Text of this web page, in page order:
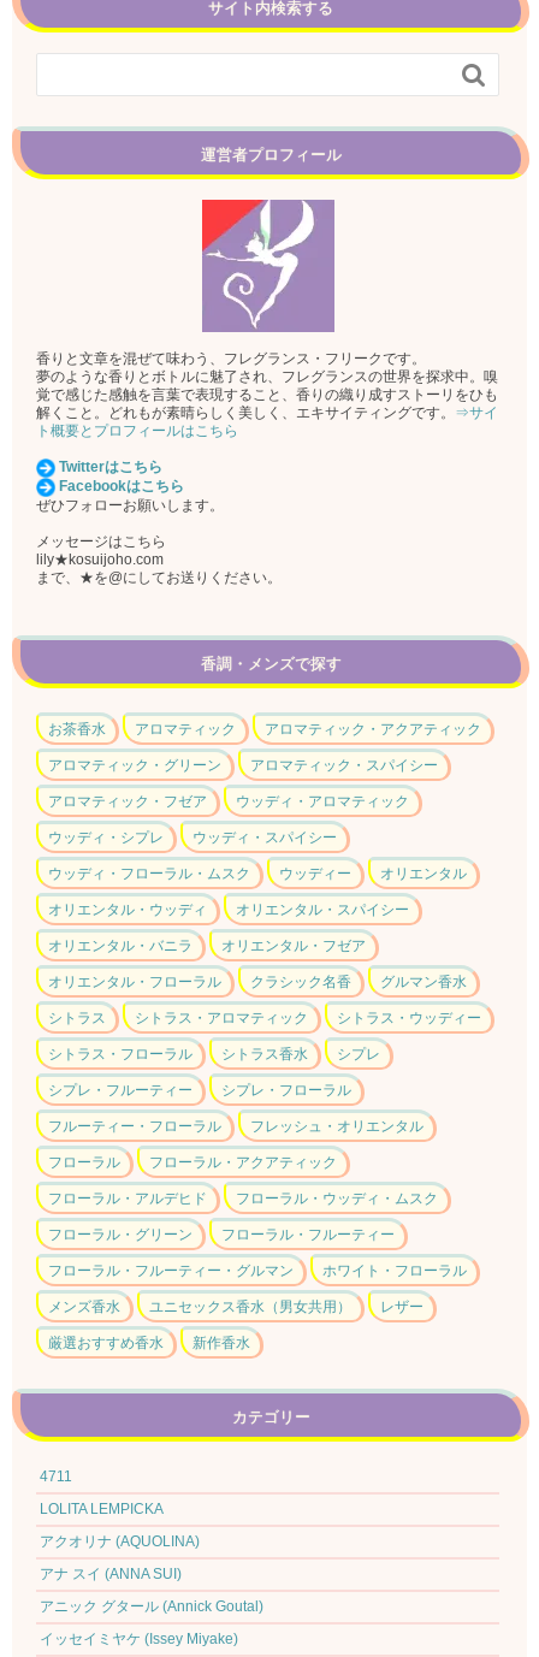
サイト内検索する

運営者プロフィール
香りと文章を混ぜて味わう、フレグランス・フリークです。
夢のような香りとボトルに魅了され、フレグランスの世界を探求中。嗅
覚で感じた感触を言葉で表現すること、香りの織り成すストーリをひも
解くこと。どれもが素晴らしく美しく、エキサイティングです。 ⇒サイ
ト概要とプロフィールはこちら
Twitterはこちら
Facebookはこちら
ぜひフォローお願いします。
メッセージはこちら
lily★kosuijoho.com
まで、★を@にしてお送りください。
香調・メンズで探す
お茶香水 アロマティック アロマティック・アクアティック
アロマティック・グリーン アロマティック・スパイシー
アロマティック・フゼア ウッディ・アロマティック
ウッディ・シプレ ウッディ・スパイシー
ウッディ・フローラル・ムスク ウッディー オリエンタル
オリエンタル・ウッディ オリエンタル・スパイシー
オリエンタル・バニラ オリエンタル・フゼア
オリエンタル・フローラル クラシック名香 グルマン香水
シトラス シトラス・アロマティック シトラス・ウッディー
シトラス・フローラル シトラス香水 シプレ
シプレ・フルーティー シプレ・フローラル
フルーティー・フローラル フレッシュ・オリエンタル
フローラル フローラル・アクアティック
フローラル・アルデヒド フローラル・ウッディ・ムスク
フローラル・グリーン フローラル・フルーティー
フローラル・フルーティー・グルマン ホワイト・フローラル
メンズ香水 ユニセックス香水（男女共用） レザー
厳選おすすめ香水 新作香水
カテゴリー
4711
LOLITA LEMPICKA
アクオリナ (AQUOLINA)
アナ スイ (ANNA SUI)
アニック グタール (Annick Goutal)
イッセイミヤケ (Issey Miyake)